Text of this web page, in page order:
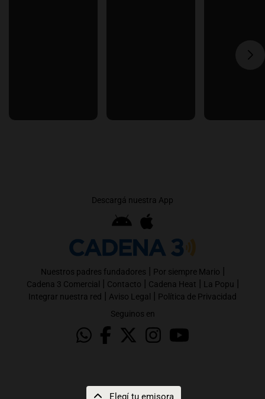
Elegí tu emisora
Descargá nuestra App
Nuestros padres fundadores | Por siempre Mario |
Cadena 3 Comercial | Contacto | Cadena Heat | La Popu |
Integrar nuestra red | Aviso Legal | Política de Privacidad
Seguinos en